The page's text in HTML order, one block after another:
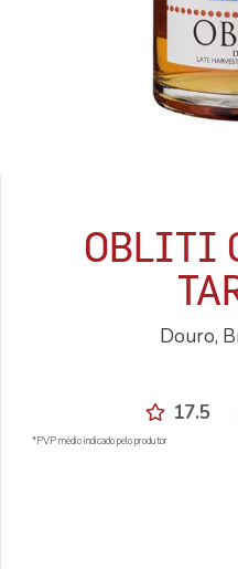
OBLITI
Douro,
17.5
*PVP médio indicado pelo produtor